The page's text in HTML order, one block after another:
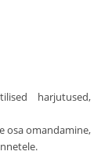
harjutused,
osa omandamine,